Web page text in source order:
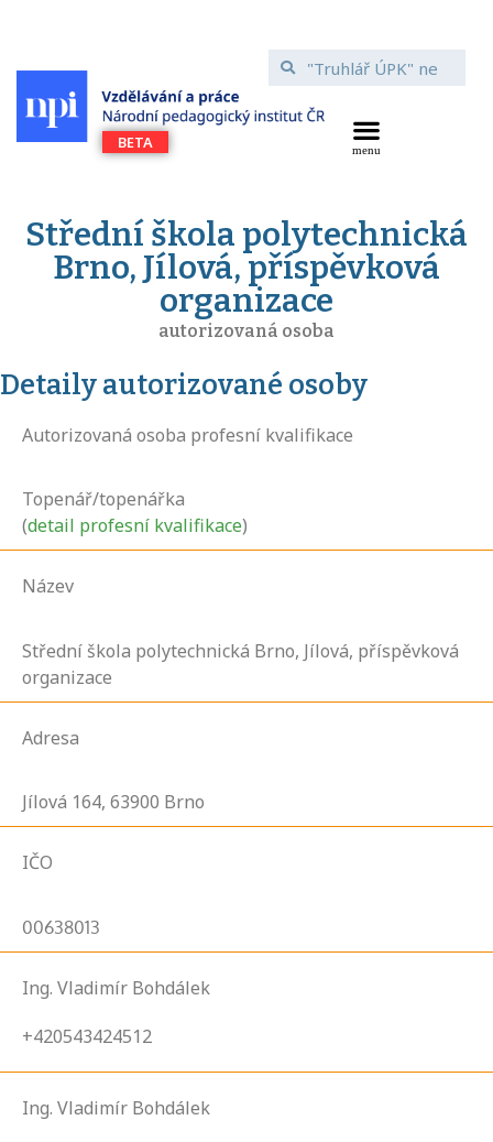
Střední škola polytechnická
Brno, Jílová, příspěvková
organizace
autorizovaná osoba
Detaily autorizované osoby
Autorizovaná osoba profesní kvalifikace
Topenář/topenářka
(detail profesní kvalifikace)
Název
Střední škola polytechnická Brno, Jílová, příspěvková
organizace
Adresa
Jílová 164, 63900 Brno
IČO
00638013
Ing. Vladimír Bohdálek
+420543424512
Ing. Vladimír Bohdálek